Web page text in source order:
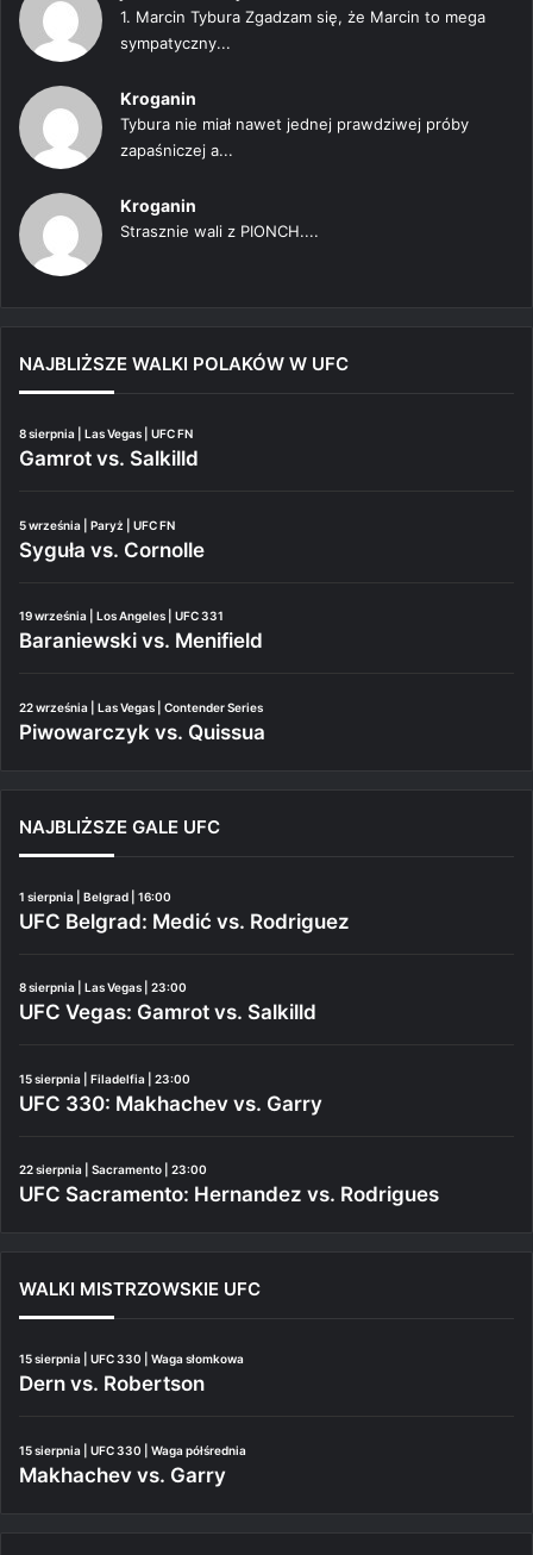
1. Marcin Tybura Zgadzam się, że Marcin to mega
sympatyczny...
Kroganin
Tybura nie miał nawet jednej prawdziwej próby
zapaśniczej a...
Kroganin
Strasznie wali z PIONCH....
NAJBLIŻSZE WALKI POLAKÓW W UFC
8 sierpnia | Las Vegas | UFC FN
Gamrot vs. Salkilld
5 września | Paryż | UFC FN
Syguła vs. Cornolle
19 września | Los Angeles | UFC 331
Baraniewski vs. Menifield
22 września | Las Vegas | Contender Series
Piwowarczyk vs. Quissua
NAJBLIŻSZE GALE UFC
1 sierpnia | Belgrad | 16:00
UFC Belgrad: Medić vs. Rodriguez
8 sierpnia | Las Vegas | 23:00
UFC Vegas: Gamrot vs. Salkilld
15 sierpnia | Filadelfia | 23:00
UFC 330: Makhachev vs. Garry
22 sierpnia | Sacramento | 23:00
UFC Sacramento: Hernandez vs. Rodrigues
WALKI MISTRZOWSKIE UFC
15 sierpnia | UFC 330 | Waga słomkowa
Dern vs. Robertson
15 sierpnia | UFC 330 | Waga półśrednia
Makhachev vs. Garry